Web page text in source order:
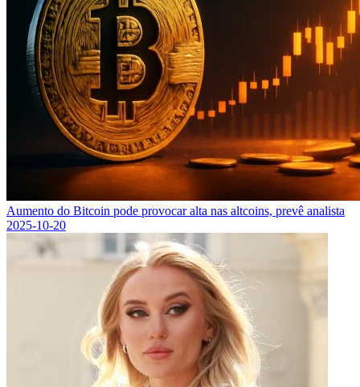
Aumento do Bitcoin pode provocar alta nas altcoins, prevê analista
2025-10-20